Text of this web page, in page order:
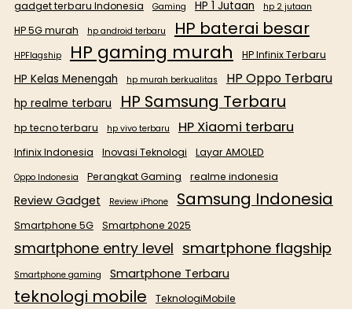
gadget terbaru Indonesia Gaming HP 1 Jutaan hp 2 jutaan
HP 5G murah hp android terbaru HP baterai besar
HPFlagship HP gaming murah HP Infinix Terbaru
HP Kelas Menengah hp murah berkualitas HP Oppo Terbaru
hp realme terbaru HP Samsung Terbaru
hp tecno terbaru hp vivo terbaru HP Xiaomi terbaru
Infinix Indonesia Inovasi Teknologi Layar AMOLED
Oppo Indonesia Perangkat Gaming realme indonesia
Review Gadget Review iPhone Samsung Indonesia
Smartphone 5G Smartphone 2025
smartphone entry level smartphone flagship
Smartphone gaming Smartphone Terbaru
teknologi mobile TeknologiMobile